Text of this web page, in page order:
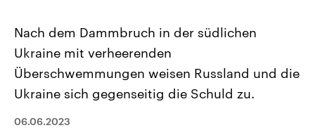
2026
Alle Informationen
Sachsen-Anhalt wählt am 6.
September 2026 einen neuen
Landtag. Seit 2021 wird das
CDU, SPD und FDP regiert.-
Hintergründe
Wirtschaftlich und
gehören die Vereinigten
den mächtigsten Ländern
Nach dem Dammbruch in der südlichen
Ukraine mit verheerenden
Überschwemmungen weisen Russland und die
Ukraine sich gegenseitig die Schuld zu.
06.06.2023